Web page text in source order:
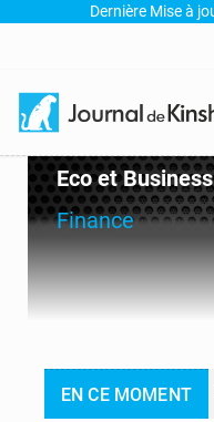
Dernière Mise à
Eco et Business
Finance
EN CE MOMENT